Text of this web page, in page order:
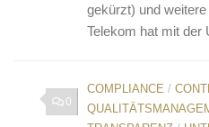
gekürzt) und
Telekom hat mit der
0
COMPLIANCE /